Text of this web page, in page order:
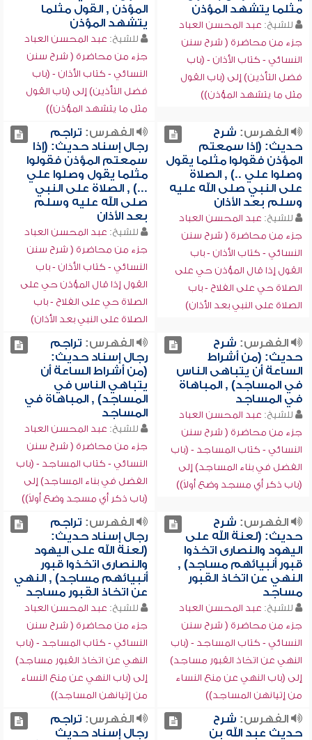
مثلما يتشهد المؤذن
للشيخ: عبد المحسن العباد
جزء من محاضرة ( شرح سنن
النسائي - كتاب الأذان - (باب
فضل التأذين) إلى (باب القول
مثل ما يتشهد المؤذن))
المؤذن , القول مثلما
يتشهد المؤذن
للشيخ: عبد المحسن العباد
جزء من محاضرة ( شرح سنن
النسائي - كتاب الأذان - (باب
فضل التأذين) إلى (باب القول
مثل ما يتشهد المؤذن))
الفهرس: شرح
حديث: (إذا سمعتم
المؤذن فقولوا مثلما يقول
وصلوا علي ..) , الصلاة
على النبي صلى الله عليه
وسلم بعد الأذان
للشيخ: عبد المحسن العباد
جزء من محاضرة ( شرح سنن
النسائي - كتاب الأذان - باب
القول إذا قال المؤذن حي على
الصلاة حي على الفلاح - باب
الصلاة على النبي بعد الأذان)
الفهرس: تراجم
رجال إسناد حديث: (إذا
سمعتم المؤذن فقولوا
مثلما يقول وصلوا علي
...) , الصلاة على النبي
صلى الله عليه وسلم
بعد الأذان
للشيخ: عبد المحسن العباد
جزء من محاضرة ( شرح سنن
النسائي - كتاب الأذان - باب
القول إذا قال المؤذن حي على
الصلاة حي على الفلاح - باب
الصلاة على النبي بعد الأذان)
الفهرس: شرح
حديث: (من أشراط
الساعة أن يتباهى الناس
في المساجد) , المباهاة
في المساجد
للشيخ: عبد المحسن العباد
جزء من محاضرة ( شرح سنن
النسائي - كتاب المساجد - (باب
الفضل في بناء المساجد) إلى
(باب ذكر أي مسجد وضع أولاً))
الفهرس: تراجم
رجال إسناد حديث:
(من أشراط الساعة أن
يتباهي الناس في
المساجد) , المباهاة في
المساجد
للشيخ: عبد المحسن العباد
جزء من محاضرة ( شرح سنن
النسائي - كتاب المساجد - (باب
الفضل في بناء المساجد) إلى
(باب ذكر أي مسجد وضع أولاً))
الفهرس: شرح
حديث: (لعنة الله على
اليهود والنصارى اتخذوا
قبور أنبيائهم مساجد) ,
النهي عن اتخاذ القبور
مساجد
للشيخ: عبد المحسن العباد
جزء من محاضرة ( شرح سنن
النسائي - كتاب المساجد - (باب
النهي عن اتخاذ القبور مساجد)
إلى (باب النهي عن منع النساء
من إتيانهن المساجد))
الفهرس: تراجم
رجال إسناد حديث:
(لعنة الله على اليهود
والنصارى اتخذوا قبور
أنبيائهم مساجد) , النهي
عن اتخاذ القبور مساجد
للشيخ: عبد المحسن العباد
جزء من محاضرة ( شرح سنن
النسائي - كتاب المساجد - (باب
النهي عن اتخاذ القبور مساجد)
إلى (باب النهي عن منع النساء
من إتيانهن المساجد))
الفهرس: شرح
حديث عبد الله بن
الفهرس: تراجم
رجال إسناد حديث